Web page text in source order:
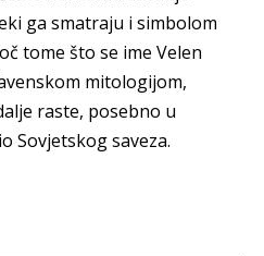
ga smatraju i simbolom
tome što se ime Velen
mitologijom,
raste, posebno u
Sovjetskog saveza.